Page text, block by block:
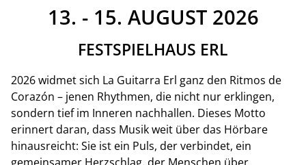
13. - 15. AUGUST 2026
FESTSPIELHAUS ERL
2026 widmet sich La Guitarra Erl ganz den Ritmos de
Corazón – jenen Rhythmen, die nicht nur erklingen,
sondern tief im Inneren nachhallen. Dieses Motto
erinnert daran, dass Musik weit über das Hörbare
hinausreicht: Sie ist ein Puls, der verbindet, ein
gemeinsamer Herzschlag, der Menschen über